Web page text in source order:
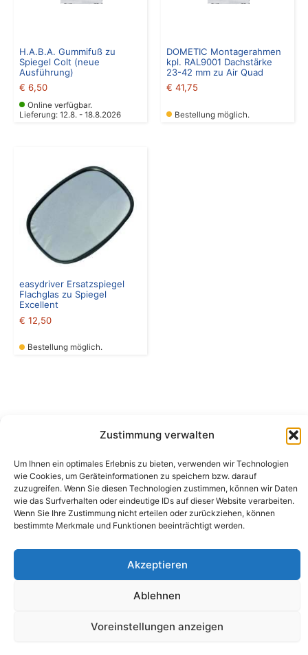
Zustimmung verwalten
Um Ihnen ein optimales Erlebnis zu bieten, verwenden wir Technologien
wie Cookies, um Geräteinformationen zu speichern bzw. darauf
zuzugreifen. Wenn Sie diesen Technologien zustimmen, können wir Daten
wie das Surfverhalten oder eindeutige IDs auf dieser Website verarbeiten.
Wenn Sie Ihre Zustimmung nicht erteilen oder zurückziehen, können
bestimmte Merkmale und Funktionen beeinträchtigt werden.
Akzeptieren
Ablehnen
Voreinstellungen anzeigen
H.A.B.A. Gummifuß zu
Spiegel Colt (neue
Ausführung)
€ 6,50
Online verfügbar.
Lieferung: 12.8. - 18.8.2026
DOMETIC Montagerahmen
kpl. RAL9001 Dachstärke
23-42 mm zu Air Quad
€ 41,75
Bestellung möglich.
easydriver Ersatzspiegel
Flachglas zu Spiegel
Excellent
€ 12,50
Bestellung möglich.
Peter-Leardi-Weg 4, 8054 Graz
Steiermark / Österreich​
info@campingbergler.at​
Impressum
AGB
Widerrufsrecht und Formular
Datenschutzerklärung